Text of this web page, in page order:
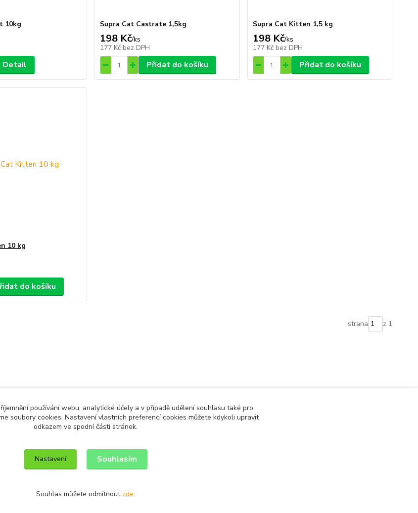
10kg
Detail
Supra Cat Castrate 1,5kg
198 Kč/ks
177 Kč bez DPH
Přidat do košíku
Supra Cat Kitten 1,5 kg
198 Kč/ks
177 Kč bez DPH
Přidat do košíku
10 kg
do košíku
strana z 1
Upravit sběr cookies.
používání webu, analytické účely a v případě udělení souhlasu také pro
soubory cookies. Nastavení vlastních preferencí cookies můžete kdykoli upravit
odkazem ve spodní části stránek.
Nastavení Souhlasím
Souhlas můžete odmítnout zde.